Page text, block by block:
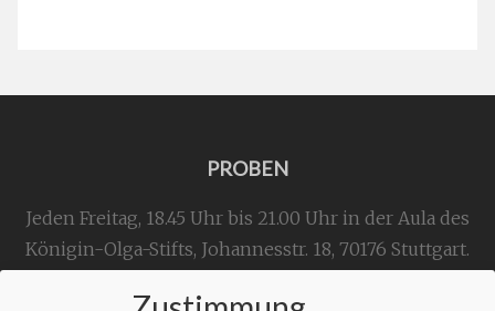
PROBEN
Jeden Freitag, 18.45 Uhr bis 21.00 Uhr in der Aula des
Königin-Olga-Stifts, Johannesstr. 18, 70176 Stuttgart.